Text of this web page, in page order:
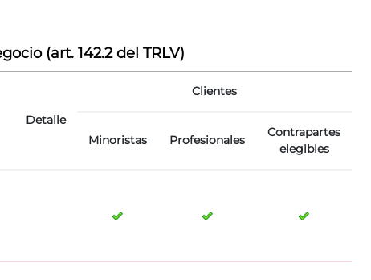
(art. 142.2 del TRLV)
Detalle
Clientes
Minoristas Profesionales
Contrapartes
elegibles